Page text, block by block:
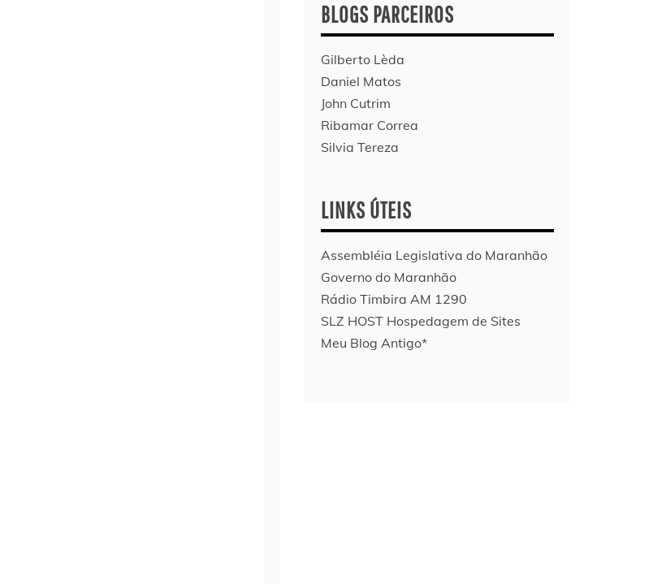
BLOGS PARCEIROS
Gilberto Lèda
Daniel Matos
John Cutrim
Ribamar Correa
Silvia Tereza
LINKS ÚTEIS
Assembléia Legislativa do Maranhão
Governo do Maranhão
Rádio Timbira AM 1290
SLZ HOST Hospedagem de Sites
Meu Blog Antigo*